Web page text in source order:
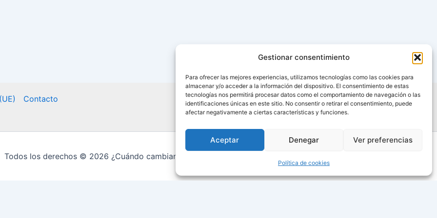
Gestionar consentimiento
Para ofrecer las mejores experiencias, utilizamos tecnologías como las cookies para
almacenar y/o acceder a la información del dispositivo. El consentimiento de estas
tecnologías nos permitirá procesar datos como el comportamiento de navegación o las
identificaciones únicas en este sitio. No consentir o retirar el consentimiento, puede
afectar negativamente a ciertas características y funciones.
Aceptar Denegar Ver preferencias
Política de cookies
Contacto
Todos los derechos © 2026 ¿Cuándo cambian la hora? |